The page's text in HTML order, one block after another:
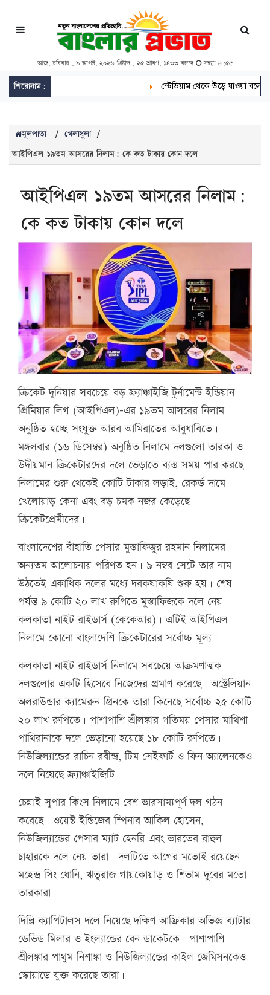
আজ, রবিবার , ৯ আগস্ট, ২০২৬ খ্রিষ্টাব্দ , ২৫ শ্রাবণ, ১৪৩৩ বঙ্গাব্দ সন্ধ্যা ৬:৫৫
শিরোনাম: স্টেডিয়াম থেকে উড়ে যাওয়া বলে
মূলপাতা / খেলাধুলা /
আইপিএল ১৯তম আসরের নিলাম: কে কত টাকায় কোন দলে
আইপিএল ১৯তম আসরের নিলাম:
কে কত টাকায় কোন দলে
ক্রিকেট দুনিয়ার সবচেয়ে বড় ফ্র্যাঞ্চাইজি টুর্নামেন্ট ইন্ডিয়ান
প্রিমিয়ার লিগ (আইপিএল)-এর ১৯তম আসরের নিলাম
অনুষ্ঠিত হচ্ছে সংযুক্ত আরব আমিরাতের আবুধাবিতে।
মঙ্গলবার (১৬ ডিসেম্বর) অনুষ্ঠিত নিলামে দলগুলো তারকা ও
উদীয়মান ক্রিকেটারদের দলে ভেড়াতে ব্যস্ত সময় পার করছে।
নিলামের শুরু থেকেই কোটি টাকার লড়াই, রেকর্ড দামে
খেলোয়াড় কেনা এবং বড় চমক নজর কেড়েছে
ক্রিকেটপ্রেমীদের।
বাংলাদেশের বাঁহাতি পেসার মুস্তাফিজুর রহমান নিলামের
অন্যতম আলোচনায় পরিণত হন। ৯ নম্বর সেটে তার নাম
উঠতেই একাধিক দলের মধ্যে দরকষাকষি শুরু হয়। শেষ
পর্যন্ত ৯ কোটি ২০ লাখ রুপিতে মুস্তাফিজকে দলে নেয়
কলকাতা নাইট রাইডার্স (কেকেআর)। এটিই আইপিএল
নিলামে কোনো বাংলাদেশি ক্রিকেটারের সর্বোচ্চ মূল্য।
কলকাতা নাইট রাইডার্স নিলামে সবচেয়ে আক্রমণাত্মক
দলগুলোর একটি হিসেবে নিজেদের প্রমাণ করেছে। অস্ট্রেলিয়ান
অলরাউন্ডার ক্যামেরুন গ্রিনকে তারা কিনেছে সর্বোচ্চ ২৫ কোটি
২০ লাখ রুপিতে। পাশাপাশি শ্রীলঙ্কার গতিময় পেসার মাথিশা
পাথিরানাকে দলে ভেড়ানো হয়েছে ১৮ কোটি রুপিতে।
নিউজিল্যান্ডের রাচিন রবীন্দ্র, টিম সেইফার্ট ও ফিন অ্যালেনকেও
দলে নিয়েছে ফ্র্যাঞ্চাইজিটি।
চেন্নাই সুপার কিংস নিলামে বেশ ভারসাম্যপূর্ণ দল গঠন
করেছে। ওয়েস্ট ইন্ডিজের স্পিনার আকিল হোসেন,
নিউজিল্যান্ডের পেসার ম্যাট হেনরি এবং ভারতের রাহুল
চাহারকে দলে নেয় তারা। দলটিতে আগের মতোই রয়েছেন
মহেন্দ্র সিং ধোনি, ঋতুরাজ গায়কোয়াড় ও শিভাম দুবের মতো
তারকারা।
দিল্লি ক্যাপিটালস দলে নিয়েছে দক্ষিণ আফ্রিকার অভিজ্ঞ ব্যাটার
ডেভিড মিলার ও ইংল্যান্ডের বেন ডাকেটকে। পাশাপাশি
শ্রীলঙ্কার পাথুম নিশাঙ্কা ও নিউজিল্যান্ডের কাইল জেমিসনকেও
স্কোয়াডে যুক্ত করেছে তারা।